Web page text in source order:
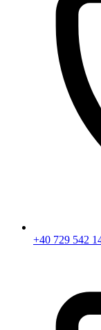
+40 729 542